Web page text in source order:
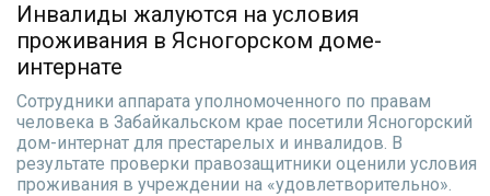
Инвалиды жалуются на условия
проживания в Ясногорском доме-
интернате
Сотрудники аппарата уполномоченного по правам
человека в Забайкальском крае посетили Ясногорский
дом-интернат для престарелых и инвалидов. В
результате проверки правозащитники оценили условия
проживания в учреждении на «удовлетворительно».